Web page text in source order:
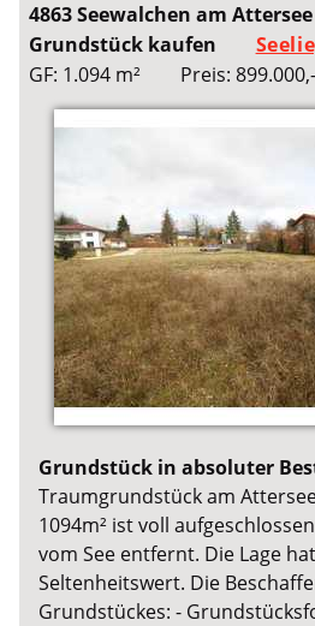
4863 Seewalchen am Attersee
Grundstück kaufen
GF: 1.094 m²
Preis: 899.000,-
Grundstück in absoluter
Traumgrundstück am
1094m² ist voll
vom See entfernt. Die Lage
Seltenheitswert. Die
Grundstückes: -